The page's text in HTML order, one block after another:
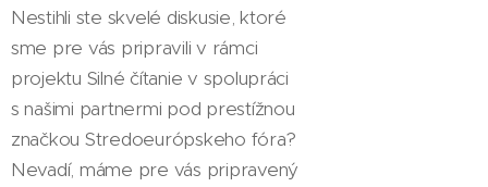
Nestihli ste skvelé diskusie, ktoré
sme pre vás pripravili v rámci
projektu Silné čítanie v spolupráci
s našimi partnermi pod prestížnou
značkou Stredoeurópskeho fóra?
Nevadí, máme pre vás pripravený